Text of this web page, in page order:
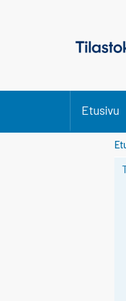
Etusivu